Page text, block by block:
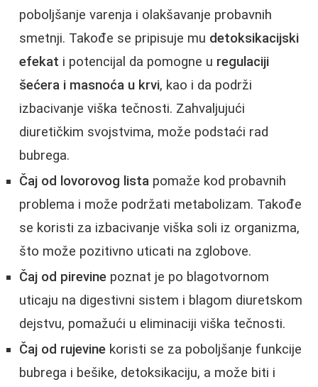
poboljšanje varenja i olakšavanje probavnih
smetnji. Takođe se pripisuje mu detoksikacijski
efekat i potencijal da pomogne u regulaciji
šećera i masnoća u krvi, kao i da podrži
izbacivanje viška tečnosti. Zahvaljujući
diuretičkim svojstvima, može podstaći rad
bubrega.
Čaj od lovorovog lista pomaže kod probavnih
problema i može podržati metabolizam. Takođe
se koristi za izbacivanje viška soli iz organizma,
što može pozitivno uticati na zglobove.
Čaj od pirevine poznat je po blagotvornom
uticaju na digestivni sistem i blagom diuretskom
dejstvu, pomažući u eliminaciji viška tečnosti.
Čaj od rujevine koristi se za poboljšanje funkcije
bubrega i bešike, detoksikaciju, a može biti i